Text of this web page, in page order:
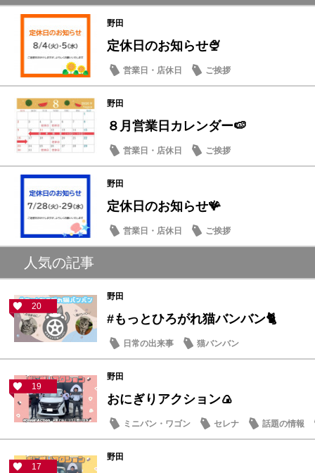
野田
定休日のお知らせ🍨
営業日・店休日 ご挨拶
野田
８月営業日カレンダー🍉
営業日・店休日 ご挨拶
野田
定休日のお知らせ🪸
営業日・店休日 ご挨拶
人気の記事
20
野田
#もっとひろがれ猫バンバン🐈
日常の出来事 猫バンバン
19
野田
おにぎりアクション🍙
ミニバン・ワゴン セレナ 話題の情報
17
野田